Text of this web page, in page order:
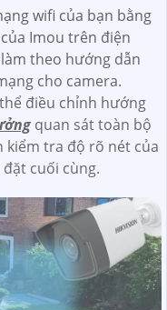
wifi của bạn bằng
Imou trên điện
theo hướng dẫn
cho camera.
điều chỉnh hướng
quan sát toàn bộ
kiểm tra độ rõ nét của
cuối cùng.